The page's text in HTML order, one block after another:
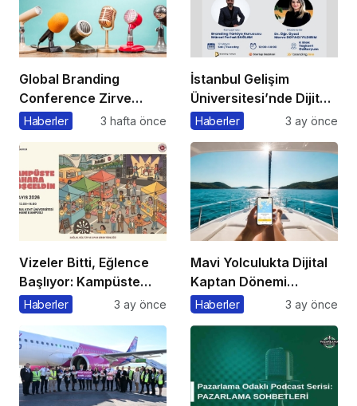
Global Branding
Conference Zirve
Başkanı’ndan Önemli
Haberler 3 hafta önce
İstanbul Gelişim
Üniversitesi’nde Dijital
Markalaşma 1.0
Haberler 3 ay önce
Vizeler Bitti, Eğlence
Başlıyor: Kampüste
Bahar Festivali
Haberler 3 ay önce
Mavi Yolculukta Dijital
Kaptan Dönemi
Başlıyor
Haberler 3 ay önce